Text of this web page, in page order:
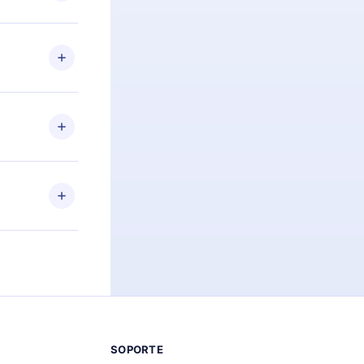
Por
el
de
más de
leer o
iOS,
momento
SOPORTE